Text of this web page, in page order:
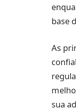
base
As
sua